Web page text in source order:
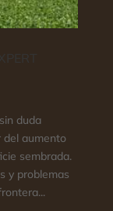
duda
del aumento
sembrada.
y problemas